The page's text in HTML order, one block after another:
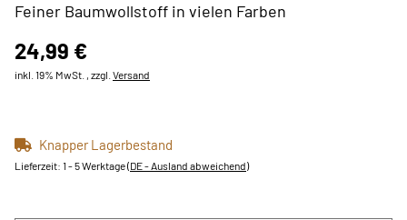
Feiner Baumwollstoff in vielen Farben
24,99 €
inkl. 19% MwSt. , zzgl. Versand
Knapper Lagerbestand
Lieferzeit: 1 - 5 Werktage(DE - Ausland abweichend)